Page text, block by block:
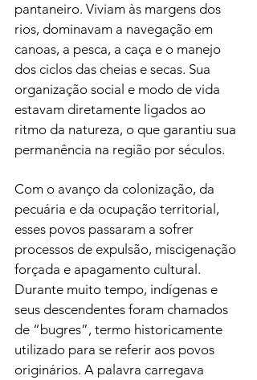
pantaneiro. Viviam às margens dos
rios, dominavam a navegação em
canoas, a pesca, a caça e o manejo
dos ciclos das cheias e secas. Sua
organização social e modo de vida
estavam diretamente ligados ao
ritmo da natureza, o que garantiu sua
permanência na região por séculos.
Com o avanço da colonização, da
pecuária e da ocupação territorial,
esses povos passaram a sofrer
processos de expulsão, miscigenação
forçada e apagamento cultural.
Durante muito tempo, indígenas e
seus descendentes foram chamados
de “bugres”, termo historicamente
utilizado para se referir aos povos
originários. A palavra carregava